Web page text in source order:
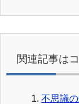
関連記事は
不思議